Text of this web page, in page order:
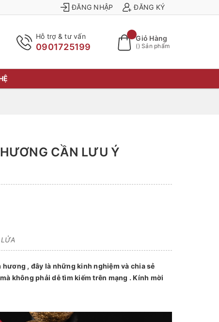
ĐĂNG NHẬP ĐĂNG KÝ
Hỗ trợ & tư vấn
0901725199
Giỏ Hàng
() Sản phẩm
CẦN LƯU Ý
, đây là những kinh nghiệm và chia sẻ
không phải dễ tìm kiếm trên mạng . Kính mời